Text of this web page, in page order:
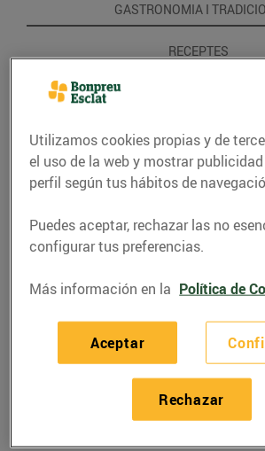
GASTRONOMIA I
RECEPTES
Bacallà a la
Utilizamos cookies propias y de
el uso de la web y mostrar
perfil según tus hábitos de
Puedes aceptar, rechazar las no
configurar tus preferencias.
Más información en la Política de
Rechazar
Aceptar